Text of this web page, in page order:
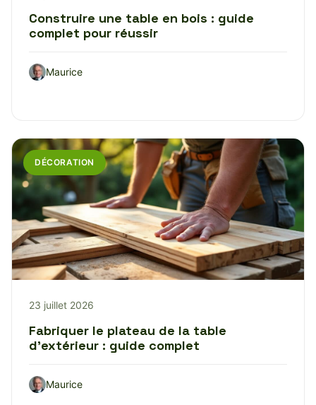
Construire une table en bois : guide
complet pour réussir
Maurice
DÉCORATION
23 juillet 2026
Fabriquer le plateau de la table
d’extérieur : guide complet
Maurice